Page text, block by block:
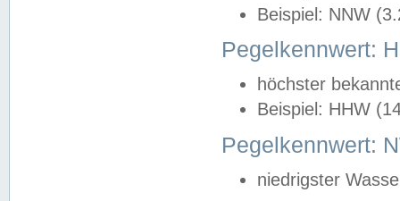
Beispiel: NNW
Pegelkennwert:
höchster
Beispiel: HHW
Pegelkennwert:
niedrigster